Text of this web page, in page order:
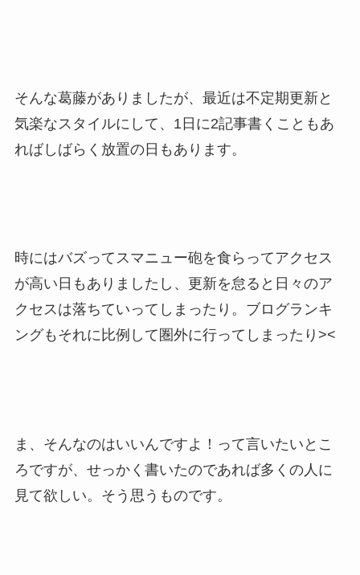
そんな葛藤がありましたが、最近は不定期更新と
気楽なスタイルにして、1日に2記事書くこともあ
ればしばらく放置の日もあります。
時にはバズってスマニュー砲を食らってアクセス
が高い日もありましたし、更新を怠ると日々のア
クセスは落ちていってしまったり。ブログランキ
ングもそれに比例して圏外に行ってしまったり><
ま、そんなのはいいんですよ！って言いたいとこ
ろですが、せっかく書いたのであれば多くの人に
見て欲しい。そう思うものです。